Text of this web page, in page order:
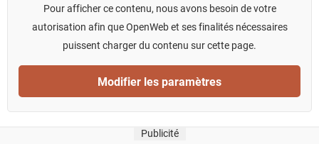
Pour afficher ce contenu, nous avons besoin de votre
autorisation afin que OpenWeb et ses finalités nécessaires
puissent charger du contenu sur cette page.
Modifier les paramètres
Publicité